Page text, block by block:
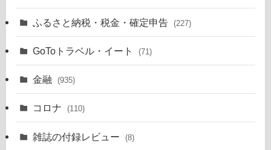
ふるさと納税・税金・確定申告 (227)
GoToトラベル・イート (71)
金融 (935)
コロナ (110)
雑誌の付録レビュー (8)